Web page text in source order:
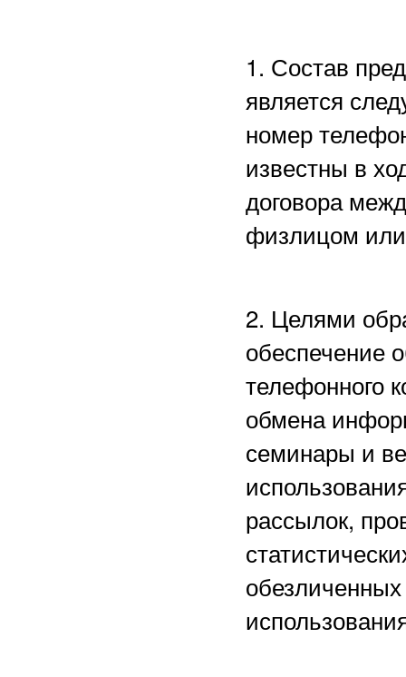
1. Состав
является
номер
известны в
договора
физлицом
2. Целями
обеспечение
телефонного
обмена
семинары и
рассылок,